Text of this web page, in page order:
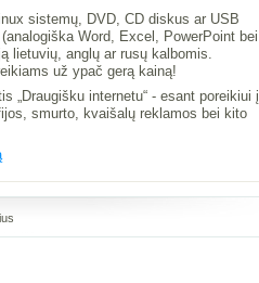
sistemų, DVD, CD diskus ar USB
Word, Excel, PowerPoint bei
lietuvių, anglų ar rusų kalbomis.
už ypač gerą kainą!
„Draugišku internetu“ - esant poreikiui į
smurto, kvaišalų reklamos bei kito